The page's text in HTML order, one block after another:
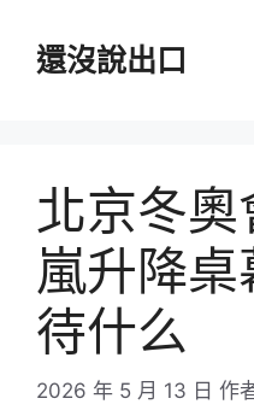
還沒說出口
北京冬
嵐升降
待什么
2026 年 5 月 13 日 作